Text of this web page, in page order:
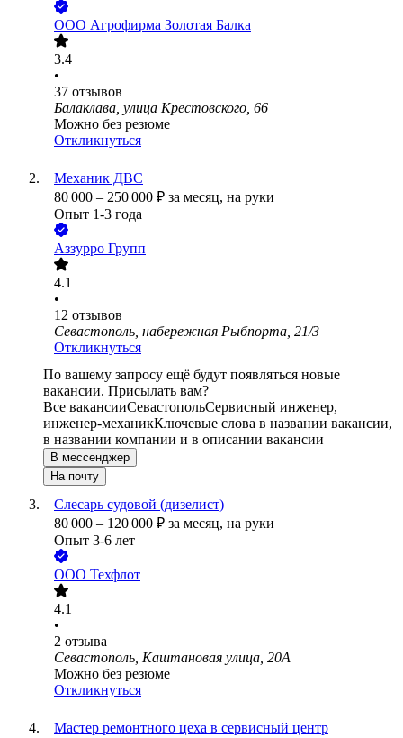
ООО Агрофирма Золотая Балка
3.4
•
37 отзывов
Балаклава, улица Крестовского, 66
Можно без резюме
Откликнуться
Механик ДВС
80 000 – 250 000 ₽ за месяц, на руки
Опыт 1-3 года
Аззурро Групп
4.1
•
12 отзывов
Севастополь, набережная Рыбпорта, 21/3
Откликнуться
По вашему запросу ещё будут появляться новые
вакансии. Присылать вам?
Все вакансииСевастопольСервисный инженер,
инженер-механикКлючевые слова в названии вакансии,
в названии компании и в описании вакансии
В мессенджер
На почту
Слесарь судовой (дизелист)
80 000 – 120 000 ₽ за месяц, на руки
Опыт 3-6 лет
ООО Техфлот
4.1
•
2 отзыва
Севастополь, Каштановая улица, 20А
Можно без резюме
Откликнуться
Мастер ремонтного цеха в сервисный центр